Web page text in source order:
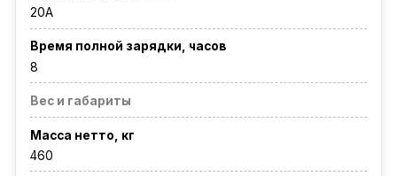
20A
Время полной зарядки, часов
8
Вес и габариты
Масса нетто, кг
460